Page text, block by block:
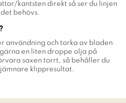
kantsten direkt så ser du linjen
behövs.
användning och torka av bladen
en liten droppe olja på
saxen torrt, så behåller du
klippresultat.